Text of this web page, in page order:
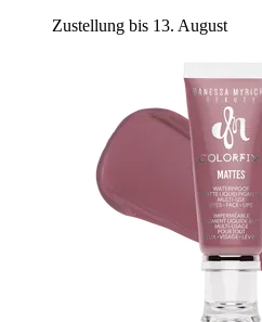
Zustellung bis 13. August